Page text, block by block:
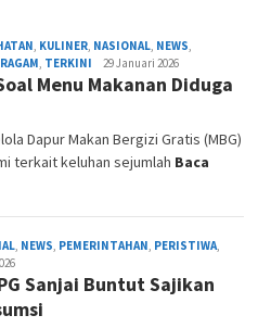
, KULINER, NASIONAL, NEWS,
RAGAM, TERKINI Admin
Redaksi
29 Januari 2026
Menu Makanan Diduga
Dapur Makan Bergizi Gratis (MBG)
terkait keluhan sejumlah Baca
, NEWS, PEMERINTAHAN, PERISTIWA,
Sanjai Buntut Sajikan